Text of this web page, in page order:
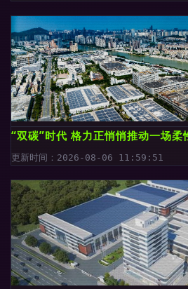
“双碳”时代 格力正悄悄推动一场柔
更新时间：2026-08-06 11:59:51